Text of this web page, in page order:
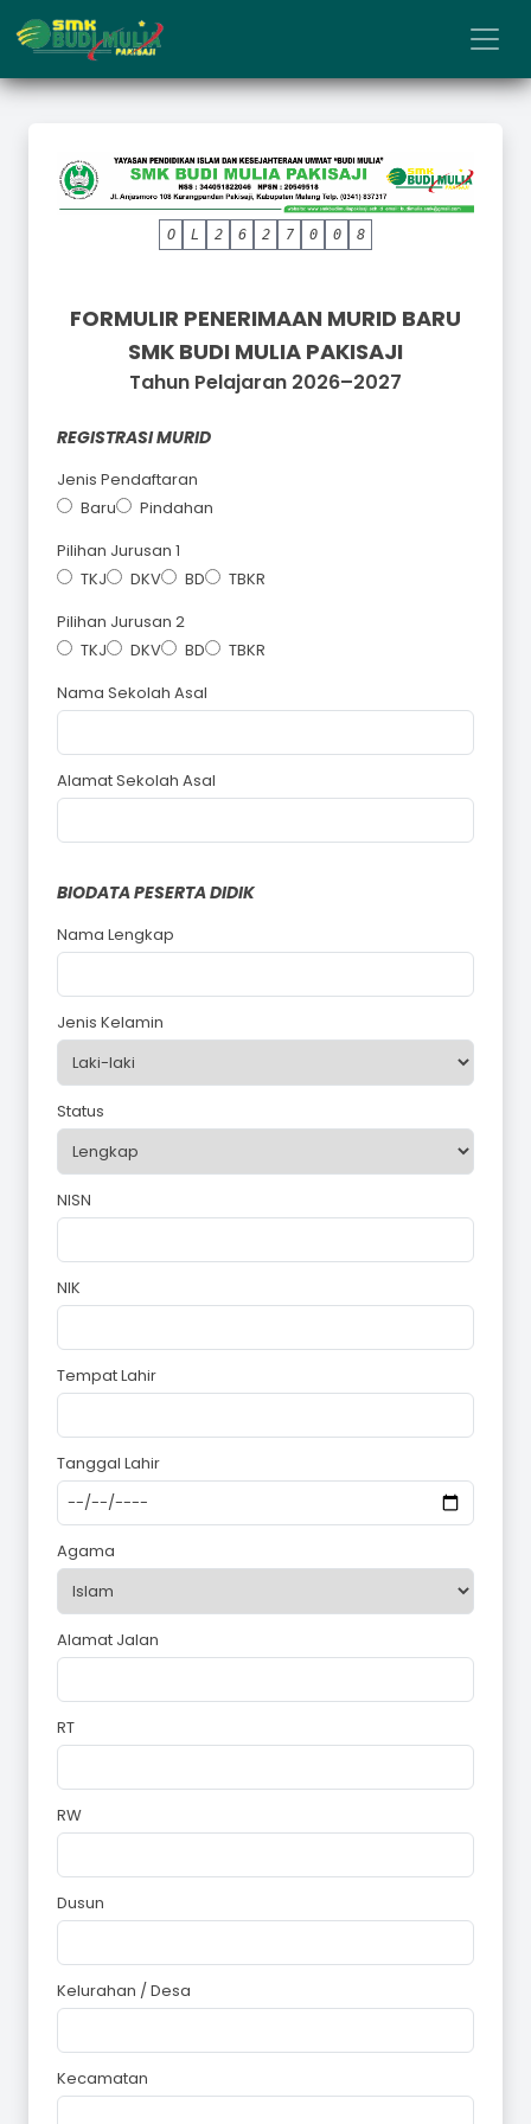
O L 2 6 2 7 0 0 8
FORMULIR PENERIMAAN MURID BARU
SMK BUDI MULIA PAKISAJI
Tahun Pelajaran 2026–2027
REGISTRASI MURID
Jenis Pendaftaran
Baru
Pindahan
Pilihan Jurusan 1
TKJ
DKV BD
TBKR
Pilihan Jurusan 2
TKJ
DKV BD
TBKR
Nama Sekolah Asal
Alamat Sekolah Asal
BIODATA PESERTA DIDIK
Nama Lengkap
Jenis Kelamin
Status
NISN
NIK
Tempat Lahir
Tanggal Lahir
Agama
Alamat Jalan
RT
RW
Dusun
Kelurahan / Desa
Kecamatan